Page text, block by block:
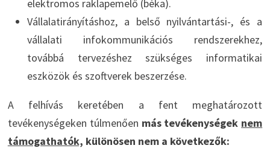
elektromos raklapemelő (béka).
Vállalatirányításhoz, a belső nyilvántartási-, és a
vállalati infokommunikációs rendszerekhez,
továbbá tervezéshez szükséges informatikai
eszközök és szoftverek beszerzése.
A felhívás keretében a fent meghatározott
tevékenységeken túlmenően más tevékenységek nem
támogathatók, különösen nem a következők: